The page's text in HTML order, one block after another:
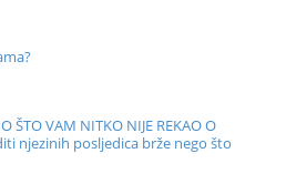
VAM NITKO NIJE REKAO O
njezinih posljedica brže nego što